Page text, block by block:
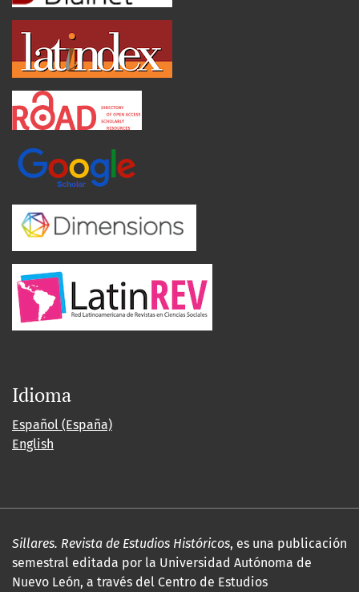
Idioma
Español (España)
English
Sillares. Revista de Estudios Históricos, es una publicación
semestral editada por la Universidad Autónoma de
Nuevo León, a través del Centro de Estudios